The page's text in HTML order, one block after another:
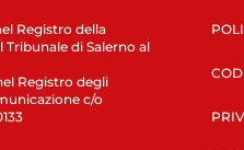
Registro della
Tribunale di Salerno al
Registro degli
c/o